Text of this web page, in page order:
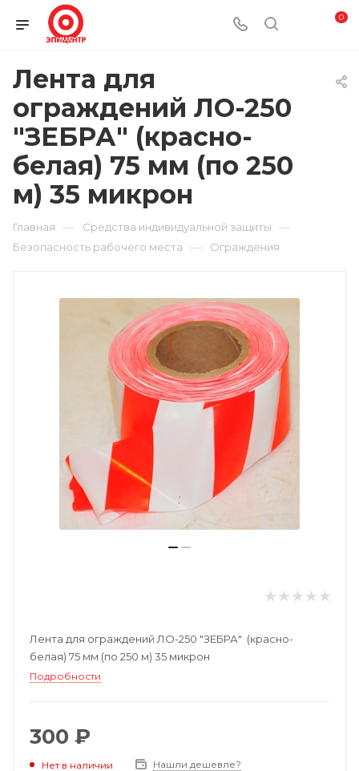
0
Лента для
ограждений ЛО-250
"ЗЕБРА" (красно-
белая) 75 мм (по 250
м) 35 микрон
Главная — Средства индивидуальной защиты —
Безопасность рабочего места — Ограждения
Лента для ограждений ЛО-250 "ЗЕБРА" (красно-
белая) 75 мм (по 250 м) 35 микрон
Подробности
300 ₽
Нет в наличии Нашли дешевле?